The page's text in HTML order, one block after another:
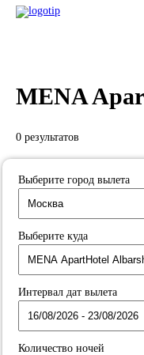
MENA
0 результатов
Выберите город вылета
Выберите куда
Интервал дат вылета
Количество ночей